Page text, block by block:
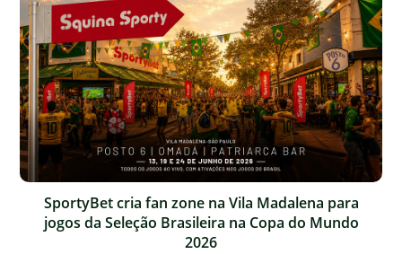
SportyBet cria fan zone na Vila Madalena para
jogos da Seleção Brasileira na Copa do Mundo
2026